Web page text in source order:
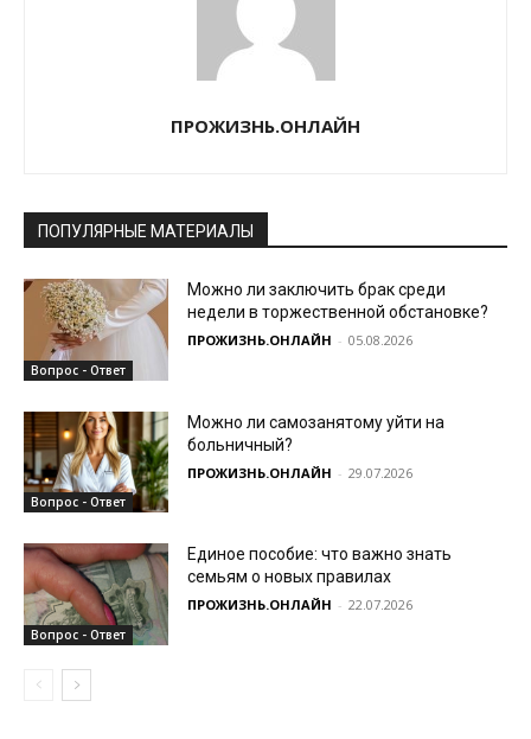
ПРОЖИЗНЬ.ОНЛАЙН
ПОПУЛЯРНЫЕ МАТЕРИАЛЫ
Вопрос - Ответ
Можно ли заключить брак среди
недели в торжественной обстановке?
ПРОЖИЗНЬ.ОНЛАЙН - 05.08.2026
Вопрос - Ответ
Можно ли самозанятому уйти на
больничный?
ПРОЖИЗНЬ.ОНЛАЙН - 29.07.2026
Вопрос - Ответ
Единое пособие: что важно знать
семьям о новых правилах
ПРОЖИЗНЬ.ОНЛАЙН - 22.07.2026